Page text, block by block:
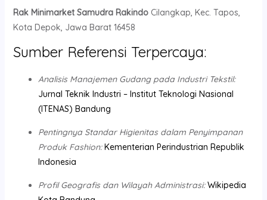
Rak Minimarket Samudra RakindoCilangkap, Kec. Tapos,
Kota Depok, Jawa Barat 16458
Sumber Referensi Terpercaya:
Analisis Manajemen Gudang pada Industri Tekstil:
Jurnal Teknik Industri – Institut Teknologi Nasional
(ITENAS) Bandung
Pentingnya Standar Higienitas dalam Penyimpanan
Produk Fashion: Kementerian Perindustrian Republik
Indonesia
Profil Geografis dan Wilayah Administrasi: Wikipedia